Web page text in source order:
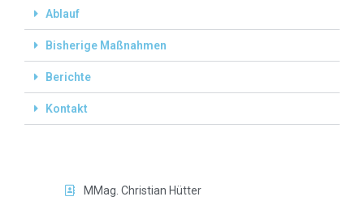
Ablauf
Bisherige Maßnahmen
Berichte
Kontakt
MMag. Christian Hütter